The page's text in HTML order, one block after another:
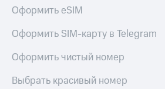
Оформить eSIM
Оформить SIM-карту в Telegram
Оформить чистый номер
Выбрать красивый номер